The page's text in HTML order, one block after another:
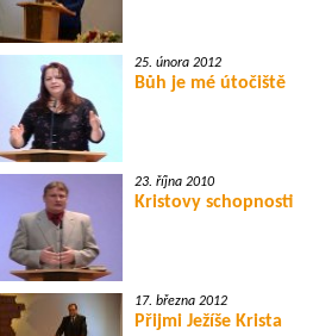
25. února 2012
Bůh je mé útočiště
23. října 2010
Kristovy schopnosti
17. března 2012
Přijmi Ježíše Krista